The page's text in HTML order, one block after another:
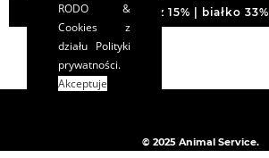
tłuszcz 15% | białko 33%
© 2025 Animal Service.
RODO &
Cookies z
działu Polityki
prywatności.
Akceptuje